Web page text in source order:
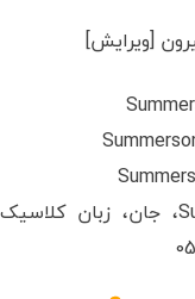
[ویرایش]